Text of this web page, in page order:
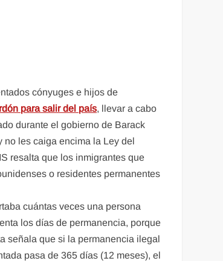
cónyuges e hijos de
para salir del país, llevar a cabo
durante el gobierno de Barack
no les caiga encima la Ley del
resalta que los inmigrantes que
o residentes permanentes
cuántas veces una persona
los días de permanencia, porque
señala que si la permanencia ilegal
pasa de 365 días (12 meses), el